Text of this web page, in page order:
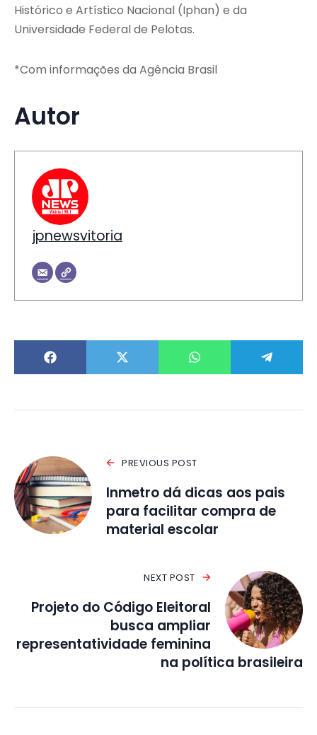
Histórico e Artístico Nacional (Iphan) e da
Universidade Federal de Pelotas.
*Com informações da Agência Brasil
Autor
jpnewsvitoria
PREVIOUS POST
Inmetro dá dicas aos pais
para facilitar compra de
material escolar
NEXT POST
Projeto do Código Eleitoral
busca ampliar
representatividade feminina
na política brasileira